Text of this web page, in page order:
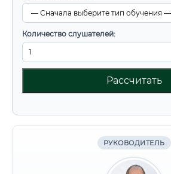
Количество слушателей:
Рассчитать
РУКОВОДИТЕЛЬ